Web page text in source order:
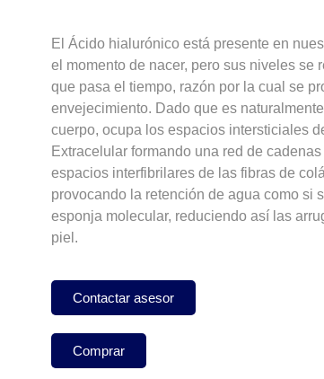
El Ácido hialurónico está presente en
el momento de nacer, pero sus niveles se
que pasa el tiempo, razón por la cual se
envejecimiento. Dado que es
cuerpo, ocupa los espacios intersticiales
Extracelular formando una red de
espacios interfibrilares de las fibras de
provocando la retención de agua como si
esponja molecular, reduciendo así las
piel.
Contactar asesor
Comprar